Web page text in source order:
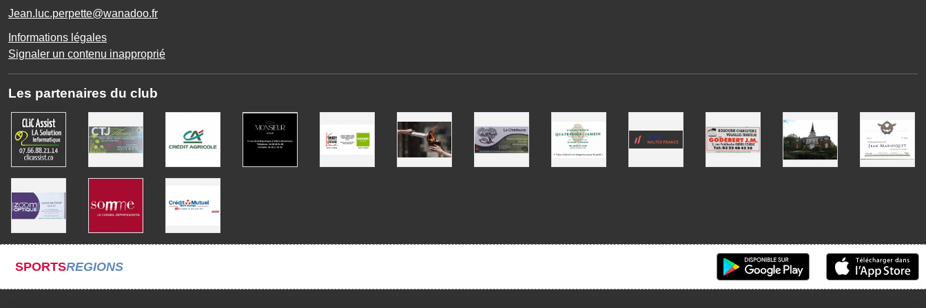
Jean.luc.perpette@wanadoo.fr
Informations légales
Signaler un contenu inapproprié
Les partenaires du club
SPORTSREGIONS